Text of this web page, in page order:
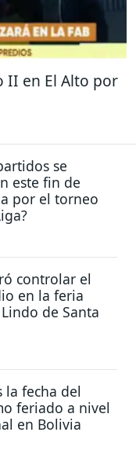
II en El Alto por
se
este fin de
por el torneo
controlar el
en la feria
de Santa
la fecha del
feriado a nivel
en Bolivia